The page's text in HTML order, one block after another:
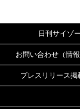
日刊サイゾ
お問い合わせ（情報
プレスリリース掲